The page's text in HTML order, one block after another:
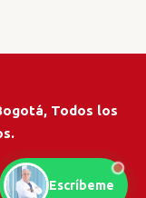
Todos los
Escríbeme